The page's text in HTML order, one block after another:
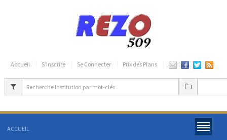
Accueil S’Inscrire Se Connecter Prix des Plans
ACCUEIL